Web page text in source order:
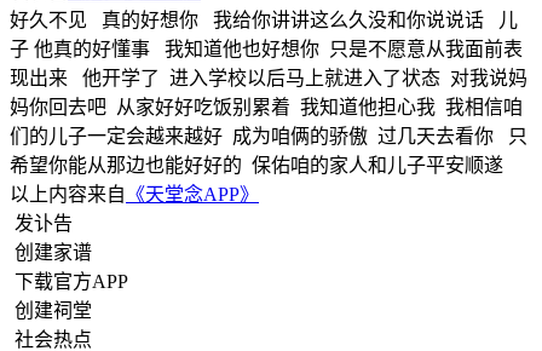
好久不见 真的好想你 我给你讲讲这么久没和你说说话 儿
子 他真的好懂事 我知道他也好想你 只是不愿意从我面前表
现出来 他开学了 进入学校以后马上就进入了状态 对我说妈
妈你回去吧 从家好好吃饭别累着 我知道他担心我 我相信咱
们的儿子一定会越来越好 成为咱俩的骄傲 过几天去看你 只
希望你能从那边也能好好的 保佑咱的家人和儿子平安顺遂
以上内容来自 《天堂念APP》
发讣告
创建家谱
下载官方APP
创建祠堂
社会热点